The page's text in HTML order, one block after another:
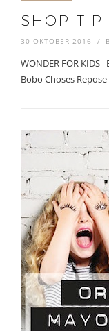
SHOP TIP
30 OKTOBER 2016
WONDER FOR
Bobo Choses